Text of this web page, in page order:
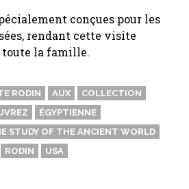
conçues pour les
rendant cette visite
la famille.
RODIN AUX
COLLECTION
ÉGYPTIENNE
STUDY OF THE ANCIENT WORLD
RODIN
USA